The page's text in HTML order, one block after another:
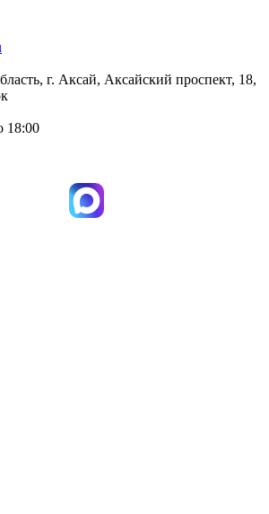
г. Аксай, Аксайский проспект, 18,
18:00